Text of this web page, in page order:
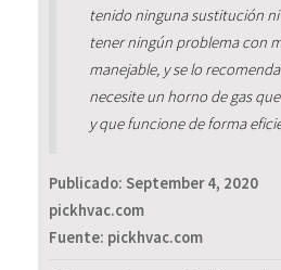
tenido ninguna sustitución
tener ningún problema con
manejable, y se lo
necesite un horno de gas
y que funcione de forma
Publicado: September 4, 2020
pickhvac.com
Fuente: pickhvac.com